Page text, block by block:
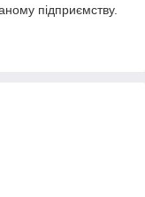
підприємству.